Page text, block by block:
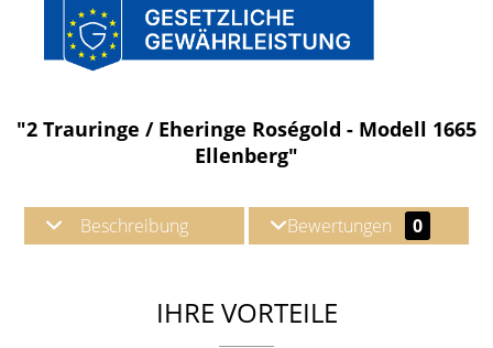
"2 Trauringe / Eheringe Roségold - Modell 1665
Ellenberg"
Beschreibung Bewertungen 0
IHRE VORTEILE